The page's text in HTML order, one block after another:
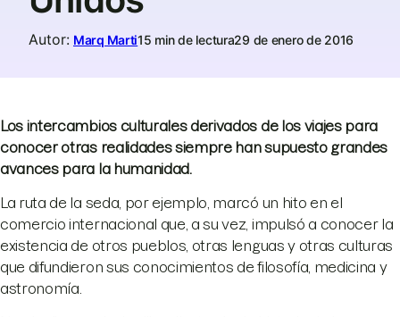
Autor: Marq Marti15 min de lectura29 de enero de 2016
Los intercambios culturales derivados de los viajes para
conocer otras realidades siempre han supuesto grandes
avances para la humanidad.
La ruta de la seda, por ejemplo, marcó un hito en el
comercio internacional que, a su vez, impulsó a conocer la
existencia de otros pueblos, otras lenguas y otras culturas
que difundieron sus conocimientos de filosofía, medicina y
astronomía.